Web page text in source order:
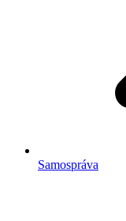
Samospráva